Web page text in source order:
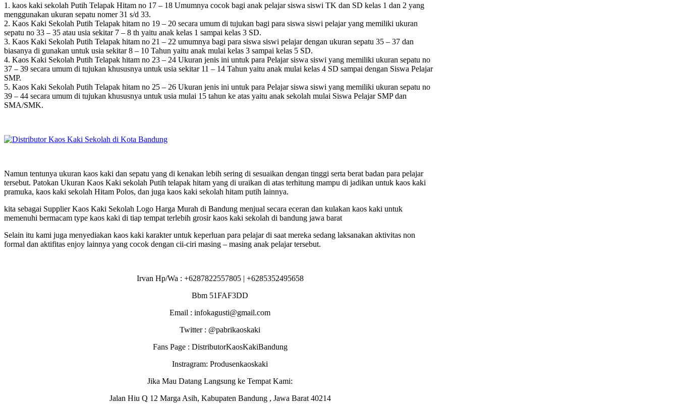
1. kaos kaki sekolah Putih Telapak Hitam no 17 – 18 Umumnya cocok bagi anak pelajar siswa siswi TK dan SD kelas 1 dan 2 yang
menggunakan ukuran sepatu nomer 31 s/d 33.
2. Kaos Kaki Sekolah Putih Telapak hitam no 19 – 20 secara umum di tujukan bagi para siswa siswi pelajar yang memiliki ukuran
sepatu no 33 – 35 atau usia sekitar 7 – 8 th yaitu anak kelas 1 sampai kelas 3 SD.
3. Kaos Kaki Sekolah Putih Telapak hitam no 21 – 22 umumnya bagi para siswa siswi pelajar dengan ukuran sepatu 35 – 37 dan
biasanya di gunakan untuk usia sekitar 8 – 10 Tahun yaitu anak mulai kelas 3 sampai kelas 5 SD.
4. Kaos Kaki Sekolah Putih Telapak hitam no 23 – 24 Ukuran jenis ini untuk para Pelajar siswa siswi yang memiliki ukuran sepatu no
37 – 39 secara umum di tujukan khususnya untuk usia sekitar 11 – 14 Tahun yaitu anak mulai kelas 4 SD sampai dengan Siswa Pelajar
SMP.
5. Kaos Kaki Sekolah Putih Telapak hitam no 25 – 26 Ukuran jenis ini untuk para Pelajar siswa siswi yang memiliki ukuran sepatu no
39 – 44 secara umum di tujukan khususnya untuk usia mulai 15 tahun ke atas yaitu anak sekolah mulai Siswa Pelajar SMP dan
SMA/SMK.
Namun tentunya ukuran kaos kaki dan sepatu yang di kenakan lebih sering di sesuaikan dengan tinggi serta berat badan para pelajar
tersebut. Patokan Ukuran Kaos Kaki sekolah Putih telapak hitam yang di uraikan di atas terhitung mampu di jadikan untuk kaos kaki
pramuka, kaos kaki sekolah Hitam Polos, dan juga kaos kaki sekolah hitam putih lainnya.
kita sebagai Supplier Kaos Kaki Sekolah Logo Harga Murah di Bandung menjual secara eceran dan kulakan kaos kaki untuk
memenuhi bermacam type kaos kaki di tiap tempat terlebih grosir kaos kaki sekolah di bandung jawa barat
Selain itu kami juga menyediakan kaos kaki karakter untuk keperluan para pelajar di saat mereka sedang laksanakan aktivitas non
formal dan aktifitas enjoy lainnya yang cocok dengan cii-ciri masing – masing anak pelajar tersebut.
Irvan Hp/Wa : +6287822557805 | +6285352495658
Bbm 51FAF3DD
Email : infokagusti@gmail.com
Twitter : @pabrikaoskaki
Fans Page : DistributorKaosKakiBandung
Instragram: Produsenkaoskaki
Jika Mau Datang Langsung ke Tempat Kami:
Jalan Hiu Q 12 Marga Asih, Kabupaten Bandung , Jawa Barat 40214